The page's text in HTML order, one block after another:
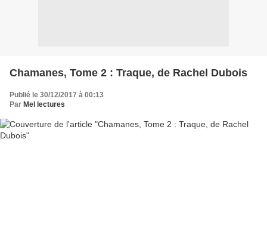
Chamanes, Tome 2 : Traque, de Rachel Dubois
Publié le 30/12/2017 à 00:13
Par Mel lectures